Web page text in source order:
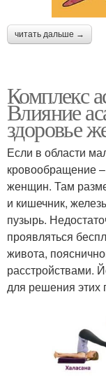
читать дальше →
Комплекс
Влияние
здоровье
Если в области
кровообращение
женщин. Там
и кишечник,
пузырь.
проявляться
живота,
расстройствами.
для решения этих